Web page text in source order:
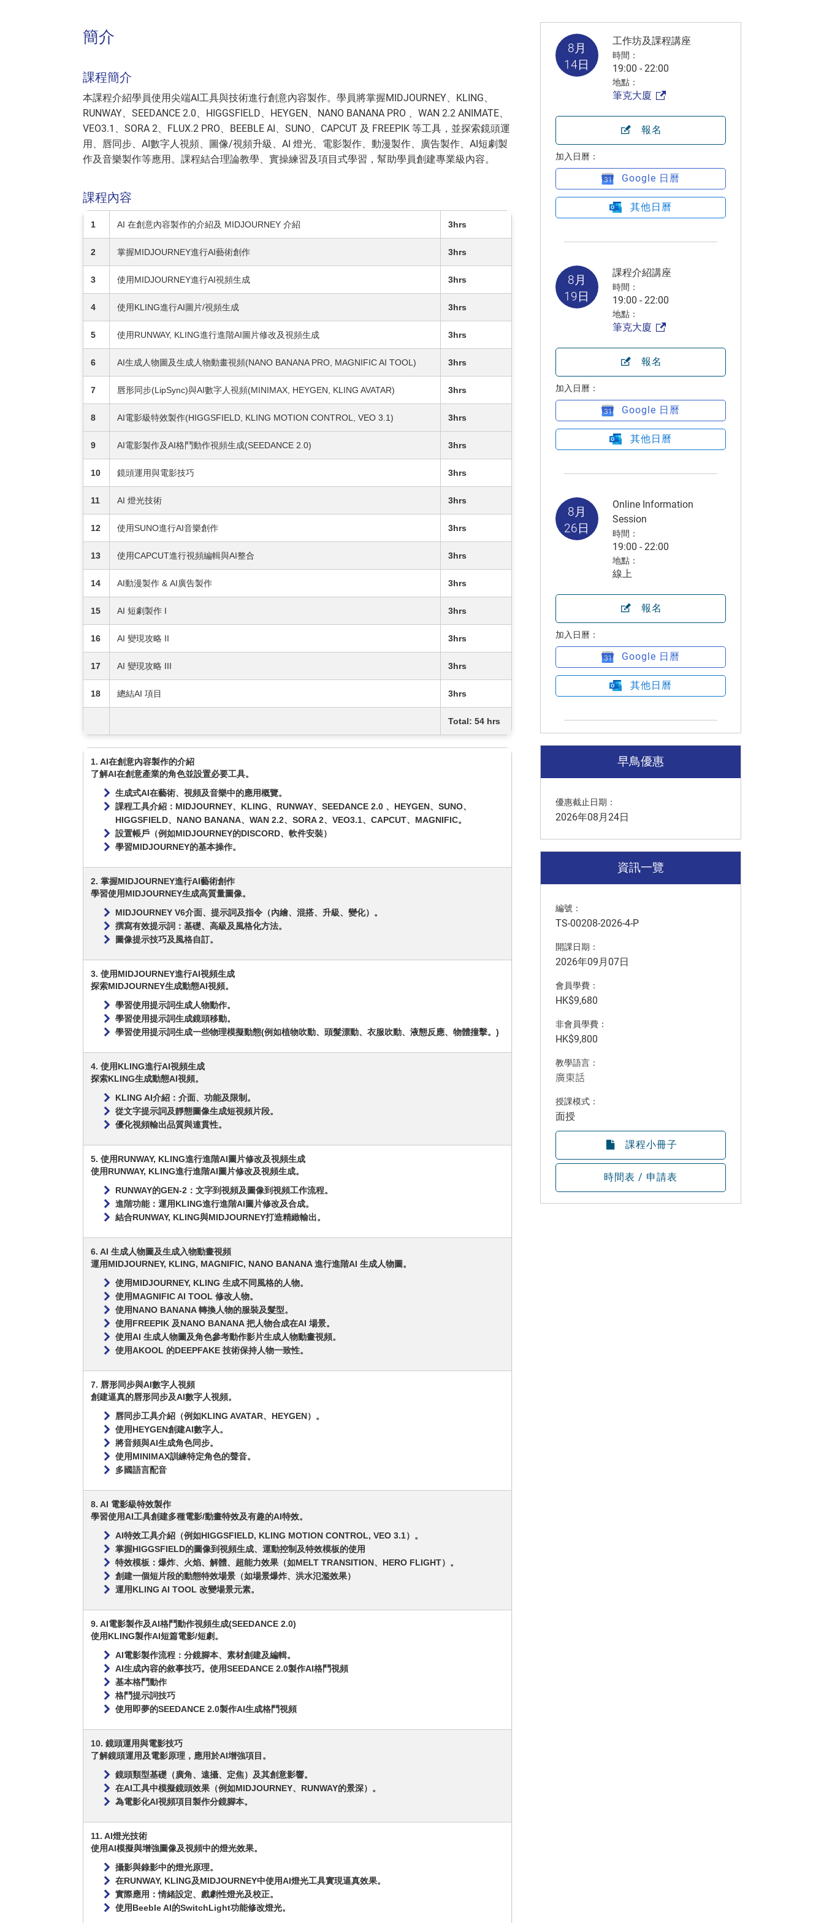
簡介
課程簡介
本課程介紹學員使用尖端AI工具與技術進行創意內容製作。學員將掌握MIDJOURNEY、KLING、
RUNWAY、SEEDANCE 2.0、HIGGSFIELD、HEYGEN、NANO BANANA PRO 、WAN 2.2 ANIMATE、
VEO3.1、SORA 2、FLUX.2 PRO、BEEBLE AI、SUNO、CAPCUT 及 FREEPIK 等工具，並探索鏡頭運
用、唇同步、AI數字人視頻、圖像/視頻升級、AI 燈光、電影製作、動漫製作、廣告製作、AI短劇製
作及音樂製作等應用。課程結合理論教學、實操練習及項目式學習，幫助學員創建專業級內容。
課程內容
1 AI 在創意內容製作的介紹及 MIDJOURNEY 介紹 3hrs
2 掌握MIDJOURNEY進行AI藝術創作 3hrs
3 使用MIDJOURNEY進行AI視頻生成 3hrs
4 使用KLING進行AI圖片/視頻生成 3hrs
5 使用RUNWAY, KLING進行進階AI圖片修改及視頻生成 3hrs
6 AI生成人物圖及生成人物動畫視頻(NANO BANANA PRO, MAGNIFIC AI TOOL) 3hrs
7 唇形同步(LipSync)與AI數字人視頻(MINIMAX, HEYGEN, KLING AVATAR) 3hrs
8 AI電影級特效製作(HIGGSFIELD, KLING MOTION CONTROL, VEO 3.1) 3hrs
9 AI電影製作及AI格鬥動作視頻生成(SEEDANCE 2.0) 3hrs
10 鏡頭運用與電影技巧 3hrs
11 AI 燈光技術 3hrs
12 使用SUNO進行AI音樂創作 3hrs
13 使用CAPCUT進行視頻編輯與AI整合 3hrs
14 AI動漫製作 & AI廣告製作 3hrs
15 AI 短劇製作 I 3hrs
16 AI 變現攻略 II 3hrs
17 AI 變現攻略 III 3hrs
18 總結AI 項目 3hrs
Total: 54 hrs
1. AI在創意內容製作的介紹
了解AI在創意產業的角色並設置必要工具。
生成式AI在藝術、視頻及音樂中的應用概覽。
課程工具介紹：MIDJOURNEY、KLING、RUNWAY、SEEDANCE 2.0 、HEYGEN、SUNO、
HIGGSFIELD、NANO BANANA、WAN 2.2、SORA 2、VEO3.1、CAPCUT、MAGNIFIC。
設置帳戶（例如MIDJOURNEY的DISCORD、軟件安裝）
學習MIDJOURNEY的基本操作。
2. 掌握MIDJOURNEY進行AI藝術創作
學習使用MIDJOURNEY生成高質量圖像。
MIDJOURNEY V6介面、提示詞及指令（內繪、混搭、升級、變化）。
撰寫有效提示詞：基礎、高級及風格化方法。
圖像提示技巧及風格自訂。
3. 使用MIDJOURNEY進行AI視頻生成
探索MIDJOURNEY生成動態AI視頻。
學習使用提示詞生成人物動作。
學習使用提示詞生成鏡頭移動。
學習使用提示詞生成一些物理模擬動態(例如植物吹動、頭髮漂動、衣服吹動、液態反應、物體撞擊。)
4. 使用KLING進行AI視頻生成
探索KLING生成動態AI視頻。
KLING AI介紹：介面、功能及限制。
從文字提示詞及靜態圖像生成短視頻片段。
優化視頻輸出品質與連貫性。
5. 使用RUNWAY, KLING進行進階AI圖片修改及視頻生成
使用RUNWAY, KLING進行進階AI圖片修改及視頻生成。
RUNWAY的GEN-2：文字到視頻及圖像到視頻工作流程。
進階功能：運用KLING進行進階AI圖片修改及合成。
結合RUNWAY, KLING與MIDJOURNEY打造精緻輸出。
6. AI 生成人物圖及生成入物動畫視頻
運用MIDJOURNEY, KLING, MAGNIFIC, NANO BANANA 進行進階AI 生成人物圖。
使用MIDJOURNEY, KLING 生成不同風格的人物。
使用MAGNIFIC AI TOOL 修改人物。
使用NANO BANANA 轉換人物的服裝及髮型。
使用FREEPIK 及NANO BANANA 把人物合成在AI 場景。
使用AI 生成人物圖及角色參考動作影片生成人物動畫視頻。
使用AKOOL 的DEEPFAKE 技術保持人物一致性。
7. 唇形同步與AI數字人視頻
創建逼真的唇形同步及AI數字人視頻。
唇同步工具介紹（例如KLING AVATAR、HEYGEN）。
使用HEYGEN創建AI數字人。
將音頻與AI生成角色同步。
使用MINIMAX訓練特定角色的聲音。
多國語言配音
8. AI 電影級特效製作
學習使用AI工具創建多種電影/動畫特效及有趣的AI特效。
AI特效工具介紹（例如HIGGSFIELD, KLING MOTION CONTROL, VEO 3.1）。
掌握HIGGSFIELD的圖像到視頻生成、運動控制及特效模板的使用
特效模板：爆炸、火焰、解體、超能力效果（如MELT TRANSITION、HERO FLIGHT）。
創建一個短片段的動態特效場景（如場景爆炸、洪水氾濫效果）
運用KLING AI TOOL 改變場景元素。
9. AI電影製作及AI格鬥動作視頻生成(SEEDANCE 2.0)
使用KLING製作AI短篇電影/短劇。
AI電影製作流程：分鏡腳本、素材創建及編輯。
AI生成內容的敘事技巧。使用SEEDANCE 2.0製作AI格鬥視頻
基本格鬥動作
格鬥提示詞技巧
使用即夢的SEEDANCE 2.0製作AI生成格鬥視頻
10. 鏡頭運用與電影技巧
了解鏡頭運用及電影原理，應用於AI增強項目。
鏡頭類型基礎（廣角、遠攝、定焦）及其創意影響。
在AI工具中模擬鏡頭效果（例如MIDJOURNEY、RUNWAY的景深）。
為電影化AI視頻項目製作分鏡腳本。
11. AI燈光技術
使用AI模擬與增強圖像及視頻中的燈光效果。
攝影與錄影中的燈光原理。
在RUNWAY, KLING及MIDJOURNEY中使用AI燈光工具實現逼真效果。
實際應用：情緒設定、戲劇性燈光及校正。
使用Beeble AI的SwitchLight功能修改燈光。
8月
14日
工作坊及課程講座
時間：
19:00 - 22:00
地點：
筆克大廈
報名
加入日曆：
Google 日曆
其他日曆
8月
19日
課程介紹講座
時間：
19:00 - 22:00
地點：
筆克大廈
報名
加入日曆：
Google 日曆
其他日曆
8月
26日
Online Information
Session
時間：
19:00 - 22:00
地點：
線上
報名
加入日曆：
Google 日曆
其他日曆
早鳥優惠
優惠截止日期：
2026年08月24日
資訊一覽
編號：
TS-00208-2026-4-P
開課日期：
2026年09月07日
會員學費：
HK$9,680
非會員學費：
HK$9,800
教學語言：
廣東話
授課模式：
面授
課程小冊子
時間表 / 申請表